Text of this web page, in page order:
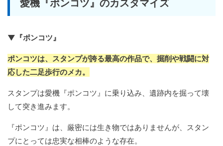
愛機『ポンコツ』のカスタマイズ
▼『ポンコツ』
ポンコツは、スタンプが誇る最高の作品で、掘削や戦闘に対
応した二足歩行のメカ。
スタンプは愛機『ポンコツ』に乗り込み、遺跡内を掘って壊
して突き進みます。
『ポンコツ』は、厳密には生き物ではありませんが、スタン
プにとっては忠実な相棒のような存在。